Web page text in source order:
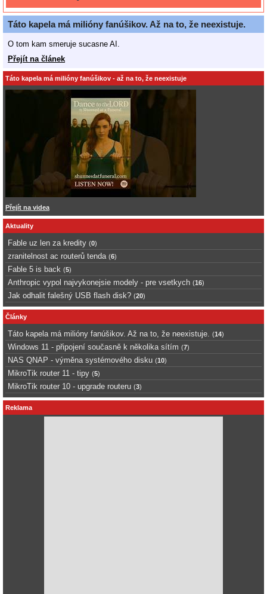
Táto kapela má milióny fanúšikov. Až na to, že neexistuje.
O tom kam smeruje sucasne AI.
Přejít na článek
Táto kapela má milióny fanúšikov - až na to, že neexistuje
Přejít na videa
Aktuality
Fable uz len za kredity (0)
zranitelnost ac routerů tenda (6)
Fable 5 is back (5)
Anthropic vypol najvykonejsie modely - pre vsetkych (16)
Jak odhalit falešný USB flash disk? (20)
Články
Táto kapela má milióny fanúšikov. Až na to, že neexistuje. (14)
Windows 11 - připojení současně k několika sítím (7)
NAS QNAP - výměna systémového disku (10)
MikroTik router 11 - tipy (5)
MikroTik router 10 - upgrade routeru (3)
Reklama